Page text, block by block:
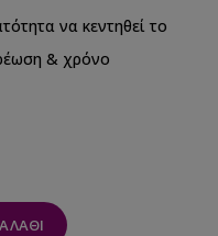
να κεντηθεί το
& χρόνο